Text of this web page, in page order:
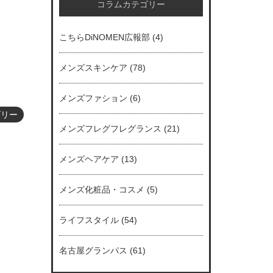
ー
コラムカテゴリー
こちらDiNOMEN広報部 (4)
メンズスキンケア (78)
メンズファション (6)
メンズフレグフレグランス (21)
メンズヘアケア (13)
メンズ化粧品・コスメ (5)
ライフスタイル(54)
名古屋グランパス (61)